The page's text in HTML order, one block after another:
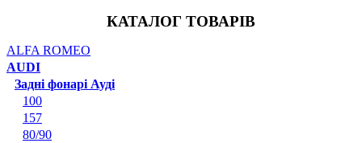
КАТАЛОГ ТОВАРІВ
ALFA ROMEO
AUDI
Задні фонарі Ауді
100
157
80/90